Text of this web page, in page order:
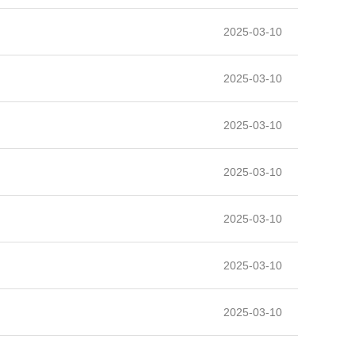
2025-03-10
2025-03-10
2025-03-10
2025-03-10
2025-03-10
2025-03-10
2025-03-10